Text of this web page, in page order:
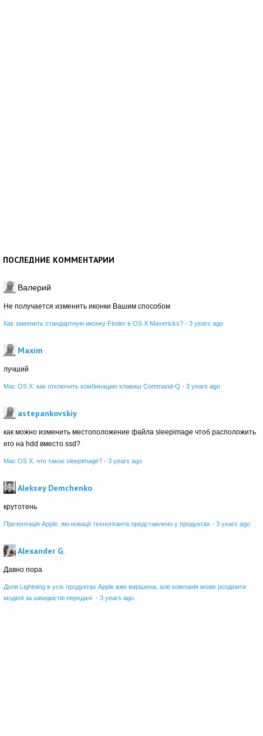
ПОСЛЕДНИЕ КОММЕНТАРИИ
Валерий
Не получается изменить иконки Вашим способом
Как заменить стандартную иконку Finder в OS X Mavericks? · 3 years ago
Maxim
лучший
Mac OS X: как отключить комбинацию клавиш Command-Q · 3 years ago
astepankovskiy
как можно изменить местоположение файла sleepimage чтоб расположить
его на hdd вместо ssd?
Mac OS X: что такое sleepimage? · 3 years ago
Aleksey Demchenko
крутотень
Презентація Apple: які новації техногіганта представлено у продуктах · 3 years ago
Alexander G.
Давно пора
Доля Lightning в усіх продуктах Apple вже вирішена, але компанія може розділити
моделі за швидкістю передачі · 3 years ago